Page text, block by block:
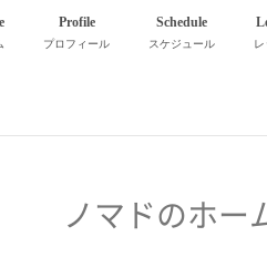
Profile
プロフィール
Schedule
スケジュール レ
ノマドのホー